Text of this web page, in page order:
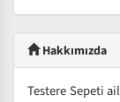
Hakkımızda
Testere Sepeti